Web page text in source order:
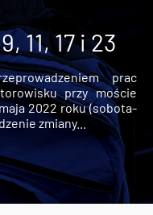
11, 17 i 23
prac
przy moście
2022 roku (sobota-
zmiany...